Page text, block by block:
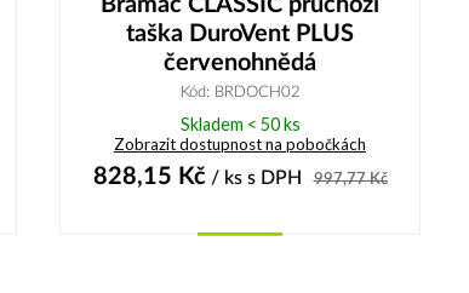
Bramac CLASSIC průchozí
taška DuroVent PLUS
červenohnědá
Kód: BRDOCH02
Skladem < 50 ks
Zobrazit dostupnost na pobočkách
828,15 Kč/ ks s DPH 997,77Kč